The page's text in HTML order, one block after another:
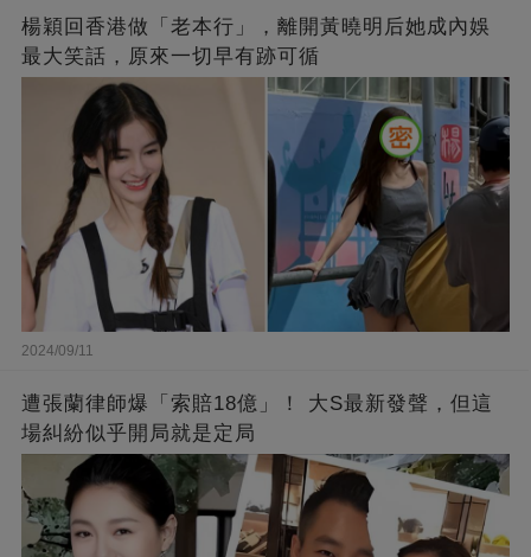
楊穎回香港做「老本行」，離開黃曉明后她成內娛
最大笑話，原來一切早有跡可循
2024/09/11
遭張蘭律師爆「索賠18億」！ 大S最新發聲，但這
場糾紛似乎開局就是定局